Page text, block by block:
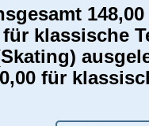
für klassische
für